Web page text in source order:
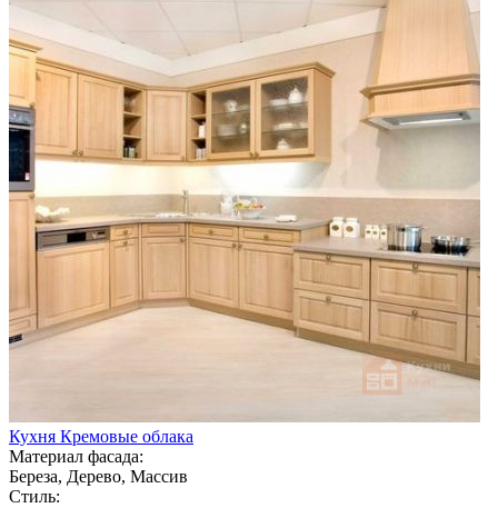
Кухня Кремовые облака
Материал фасада:
Береза, Дерево, Массив
Стиль: